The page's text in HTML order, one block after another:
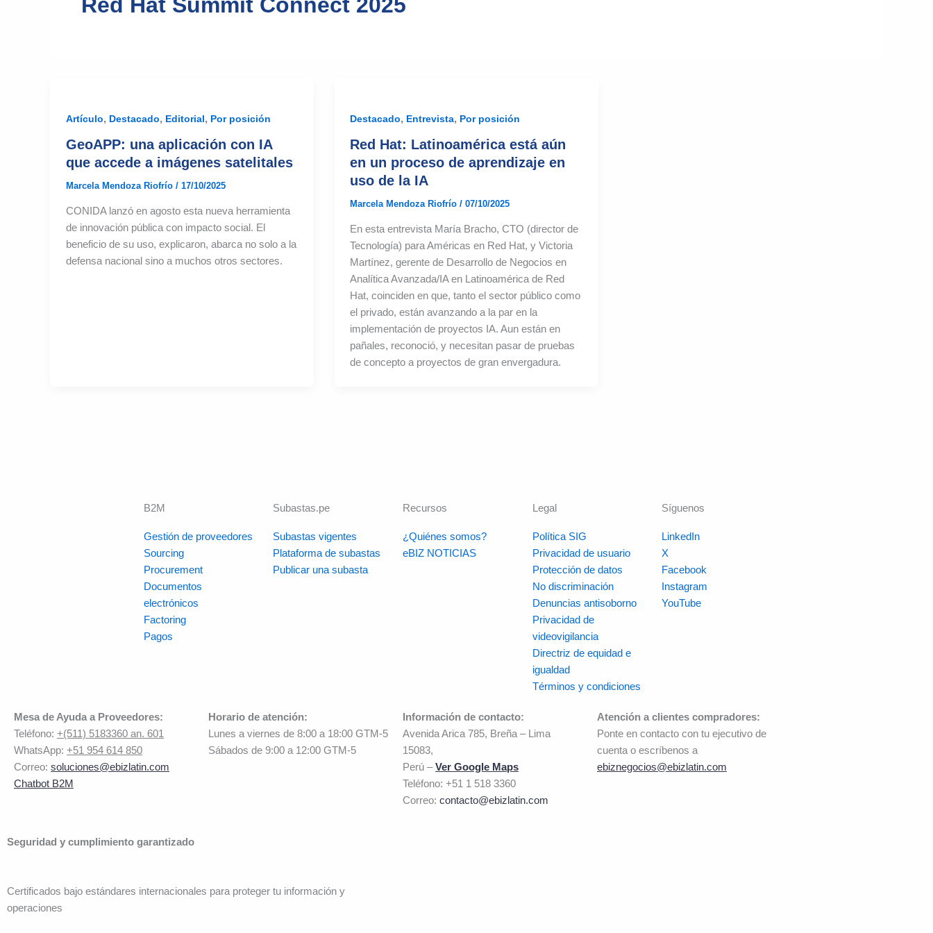
Artículo, Destacado, Editorial, Por posición
GeoAPP: una aplicación con IA
que accede a imágenes satelitales
Marcela Mendoza Riofrío / 17/10/2025
CONIDA lanzó en agosto esta nueva herramienta
de innovación pública con impacto social. El
beneficio de su uso, explicaron, abarca no solo a la
defensa nacional sino a muchos otros sectores.
Destacado, Entrevista, Por posición
Red Hat: Latinoamérica está aún
en un proceso de aprendizaje en
uso de la IA
Marcela Mendoza Riofrío/07/10/2025
En esta entrevista María Bracho, CTO (director de
Tecnología) para Américas en Red Hat, y Victoria
Martínez, gerente de Desarrollo de Negocios en
Analítica Avanzada/IA en Latinoamérica de Red
Hat, coinciden en que, tanto el sector público como
el privado, están avanzando a la par en la
implementación de proyectos IA. Aun están en
pañales, reconoció, y necesitan pasar de pruebas
de concepto a proyectos de gran envergadura.
B2M
Gestión de proveedores
Sourcing
Procurement
Documentos
electrónicos
Factoring
Pagos
Subastas.pe
Subastas vigentes
Plataforma de subastas
Publicar una subasta
Recursos
¿Quiénes somos?
eBIZ NOTICIAS
Legal
Política SIG
Privacidad de usuario
Protección de datos
No discriminación
Denuncias antisoborno
Privacidad de
videovigilancia
Directriz de equidad e
igualdad
Términos y condiciones
Síguenos
LinkedIn
X
Facebook
Instagram
YouTube
Mesa de Ayuda a Proveedores:
Teléfono: +(511) 5183360 an. 601
WhatsApp: +51 954 614 850
Correo: soluciones@ebizlatin.com
Chatbot B2M
Horario de atención:
Lunes a viernes de 8:00 a 18:00 GTM-5
Sábados de 9:00 a 12:00 GTM-5
Información de contacto:
Avenida Arica 785, Breña – Lima
15083,
Perú –Ver Google Maps
Teléfono: +51 1 518 3360
Correo: contacto@ebizlatin.com
Atención a clientes compradores:
Ponte en contacto con tu ejecutivo de
cuenta o escríbenos a
ebiznegocios@ebizlatin.com
Seguridad y cumplimiento garantizado
Certificados bajo estándares internacionales para proteger tu información y
operaciones